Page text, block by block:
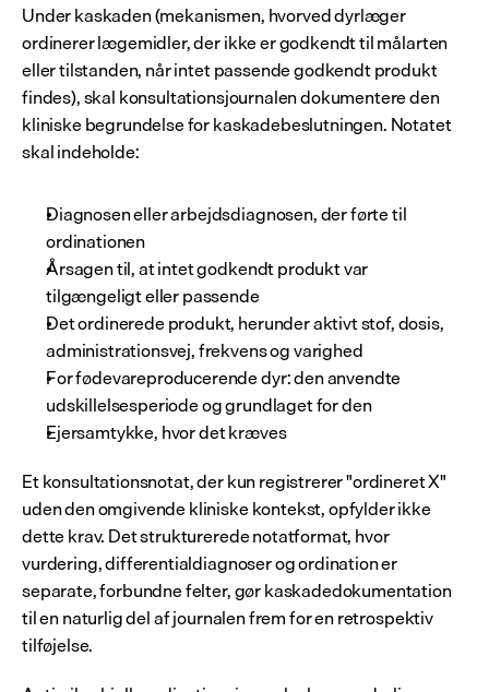
Under kaskaden (mekanismen, hvorved dyrlæger
ordinerer lægemidler, der ikke er godkendt til målarten
eller tilstanden, når intet passende godkendt produkt
findes), skal konsultationsjournalen dokumentere den
kliniske begrundelse for kaskadebeslutningen. Notatet
skal indeholde:
Diagnosen eller arbejdsdiagnosen, der førte til
ordinationen
Årsagen til, at intet godkendt produkt var
tilgængeligt eller passende
Det ordinerede produkt, herunder aktivt stof, dosis,
administrationsvej, frekvens og varighed
For fødevareproducerende dyr: den anvendte
udskillelsesperiode og grundlaget for den
Ejersamtykke, hvor det kræves
Et konsultationsnotat, der kun registrerer "ordineret X"
uden den omgivende kliniske kontekst, opfylder ikke
dette krav. Det strukturerede notatformat, hvor
vurdering, differentialdiagnoser og ordination er
separate, forbundne felter, gør kaskadedokumentation
til en naturlig del af journalen frem for en retrospektiv
tilføjelse.